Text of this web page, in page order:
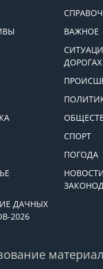
ВАЖНОЕ
ДОРОГАХ
СПОРТ
ПОГОДА
ДАЧНЫХ
2026